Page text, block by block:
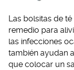
Las bolsitas de
remedio para
las infecciones
también ayudan
que colocar un